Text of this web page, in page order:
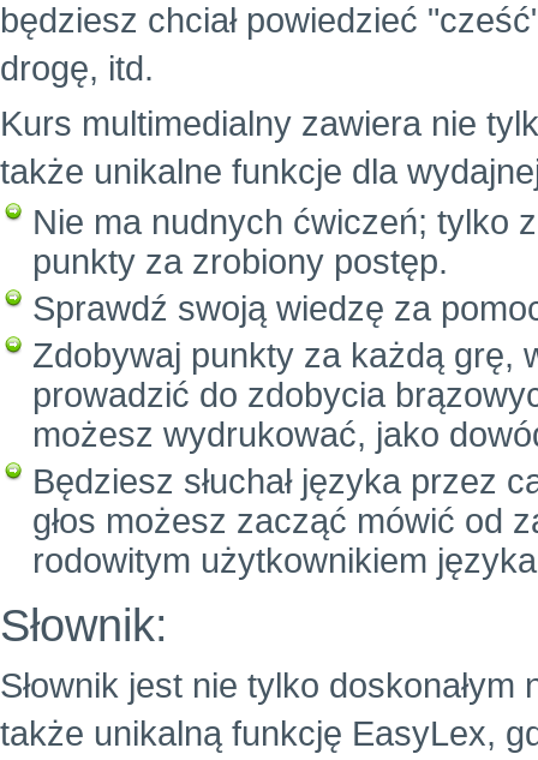
będziesz chciał powiedzieć
drogę, itd.
Kurs multimedialny zawiera nie
także unikalne funkcje dla
Nie ma nudnych ćwiczeń; tylko
punkty za zrobiony postęp.
Sprawdź swoją wiedzę za
Zdobywaj punkty za każdą grę,
prowadzić do zdobycia
możesz wydrukować, jako
Będziesz słuchał języka przez
głos możesz zacząć mówić od
rodowitym użytkownikiem
Słownik:
Słownik jest nie tylko
także unikalną funkcję EasyLex,